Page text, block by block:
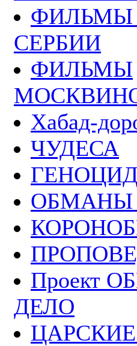
ФИЛЬМЫ
СЕРБИИ
ФИЛЬМЫ
Хабад-
ЧУДЕСА
ГЕНОЦИД
ОБМАНЫ
Проект
ДЕЛО